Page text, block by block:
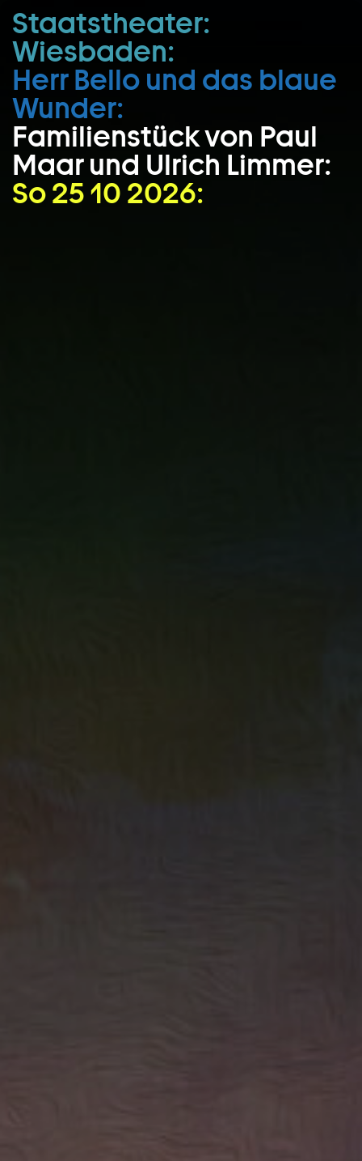
Zum Hauptinhalt springen
Zum Footer springen
Staatstheater:
Wiesbaden:
Herr Bello und das blaue
Wunder:
Familienstück von Paul
Maar und Ulrich Limmer:
So 25 10 2026: